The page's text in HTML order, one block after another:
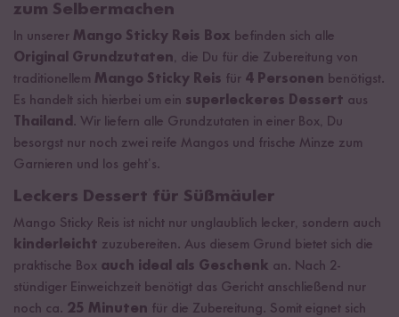
zum Selbermachen
In unserer Mango Sticky Reis Box befinden sich alle
Original Grundzutaten, die Du für die Zubereitung von
traditionellem Mango Sticky Reis für 4 Personen benötigst.
Es handelt sich hierbei um ein superleckeres Dessert aus
Thailand . Wir liefern alle Grundzutaten in einer Box, Du
besorgst nur noch zwei reife Mangos und frische Minze zum
Garnieren und los geht’s.
Leckers Dessert für Süßmäuler
Mango Sticky Reis ist nicht nur unglaublich lecker, sondern auch
kinderleicht zuzubereiten. Aus diesem Grund bietet sich die
praktische Box auch ideal als Geschenk an. Nach 2-
stündiger Einweichzeit benötigt das Gericht anschließend nur
noch ca. 25 Minuten für die Zubereitung. Somit eignet sich